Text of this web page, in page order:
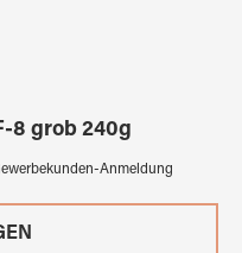
8 grob 240g
Anmeldung